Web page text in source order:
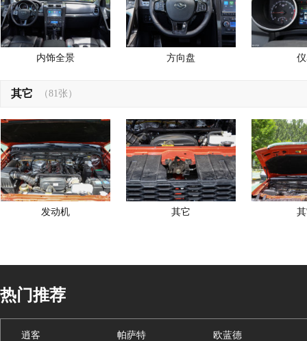
内饰全景 方向盘
其它 （81张）
发动机 其它
热门推荐
逍客 帕萨特
欧蓝德